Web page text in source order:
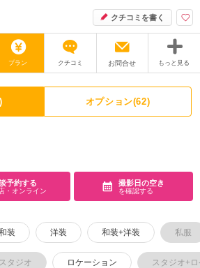
クチコミを書く
プラン クチコミ お問合せ もっと見る
フォトグラファー
ムービー
スタジオトップ
オプション(62)
予約する
・オンライン
撮影日の空き
を確認する
装 洋装 和装+洋装 私服
スタジオ ロケーション スタジオ+